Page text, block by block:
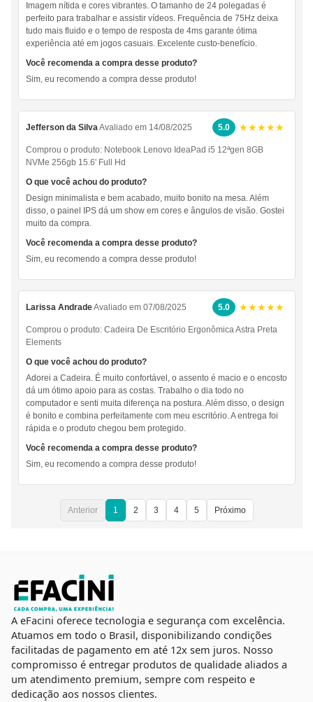
Imagem nítida e cores vibrantes. O tamanho de 24 polegadas é
perfeito para trabalhar e assistir vídeos. Frequência de 75Hz deixa
tudo mais fluido e o tempo de resposta de 4ms garante ótima
experiência até em jogos casuais. Excelente custo-benefício.
Você recomenda a compra desse produto?
Sim, eu recomendo a compra desse produto!
Jefferson da SilvaAvaliado em 14/08/2025 5.0 ★★★★★
Comprou o produto: Notebook Lenovo IdeaPad i5 12ªgen 8GB
NVMe 256gb 15.6' Full Hd
O que você achou do produto?
Design minimalista e bem acabado, muito bonito na mesa. Além
disso, o painel IPS dá um show em cores e ângulos de visão. Gostei
muito da compra.
Você recomenda a compra desse produto?
Sim, eu recomendo a compra desse produto!
Larissa AndradeAvaliado em 07/08/2025 5.0 ★★★★★
Comprou o produto: Cadeira De Escritório Ergonômica Astra Preta
Elements
O que você achou do produto?
Adorei a Cadeira. É muito confortável, o assento é macio e o encosto
dá um ótimo apoio para as costas. Trabalho o dia todo no
computador e senti muita diferença na postura. Além disso, o design
é bonito e combina perfeitamente com meu escritório. A entrega foi
rápida e o produto chegou bem protegido.
Você recomenda a compra desse produto?
Sim, eu recomendo a compra desse produto!
Anterior 1 2 3 4 5 Próximo
A eFacini oferece tecnologia e segurança com excelência.
Atuamos em todo o Brasil, disponibilizando condições
facilitadas de pagamento em até 12x sem juros. Nosso
compromisso é entregar produtos de qualidade aliados a
um atendimento premium, sempre com respeito e
dedicação aos nossos clientes.